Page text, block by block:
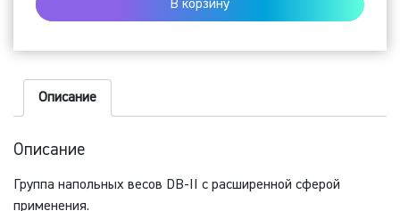
В корзину
Описание
Описание
Группа напольных весов DB-II с расширенной сферой
применения.